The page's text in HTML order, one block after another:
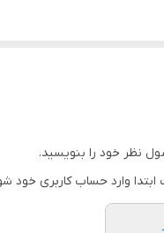
نظر خود را بنویسید.
ابتدا وارد حساب کاربری خود